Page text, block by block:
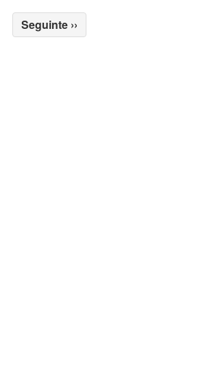
Seguinte ››